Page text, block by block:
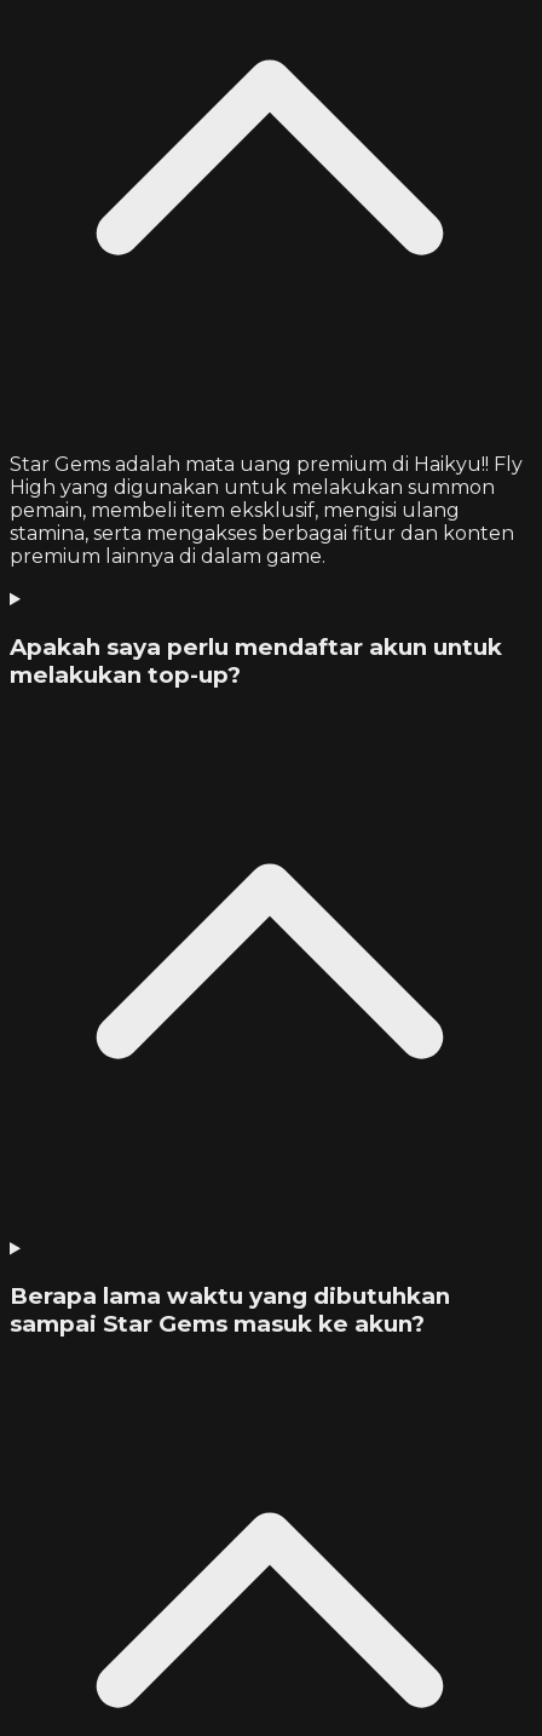
Star Gems adalah mata uang premium di Haikyu!! Fly
High yang digunakan untuk melakukan summon
pemain, membeli item eksklusif, mengisi ulang
stamina, serta mengakses berbagai fitur dan konten
premium lainnya di dalam game.
Apakah saya perlu mendaftar akun untuk
melakukan top-up?
Berapa lama waktu yang dibutuhkan
sampai Star Gems masuk ke akun?